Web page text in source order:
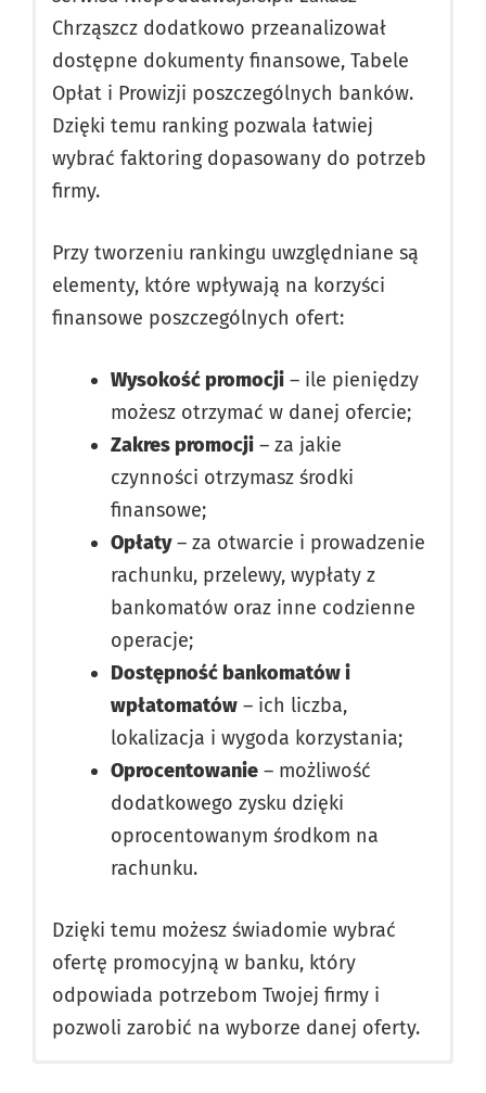
Chrząszcz dodatkowo przeanalizował
dostępne dokumenty finansowe, Tabele
Opłat i Prowizji poszczególnych banków.
Dzięki temu ranking pozwala łatwiej
wybrać faktoring dopasowany do potrzeb
firmy.
Przy tworzeniu rankingu uwzględniane są
elementy, które wpływają na korzyści
finansowe poszczególnych ofert:
Wysokość promocji – ile pieniędzy
możesz otrzymać w danej ofercie;
Zakres promocji – za jakie
czynności otrzymasz środki
finansowe;
Opłaty– za otwarcie i prowadzenie
rachunku, przelewy, wypłaty z
bankomatów oraz inne codzienne
operacje;
Dostępność bankomatów i
wpłatomatów – ich liczba,
lokalizacja i wygoda korzystania;
Oprocentowanie – możliwość
dodatkowego zysku dzięki
oprocentowanym środkom na
rachunku.
Dzięki temu możesz świadomie wybrać
ofertę promocyjną w banku, który
odpowiada potrzebom Twojej firmy i
pozwoli zarobić na wyborze danej oferty.